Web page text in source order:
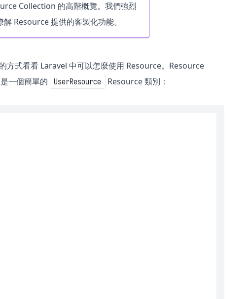
Collection 的高階概覽。我們強烈
Resource 提供的客製化功能。
方式看看 Laravel 中可以怎麼使用 Resource。Resource
一個簡單的
UserResource Resource 類別：